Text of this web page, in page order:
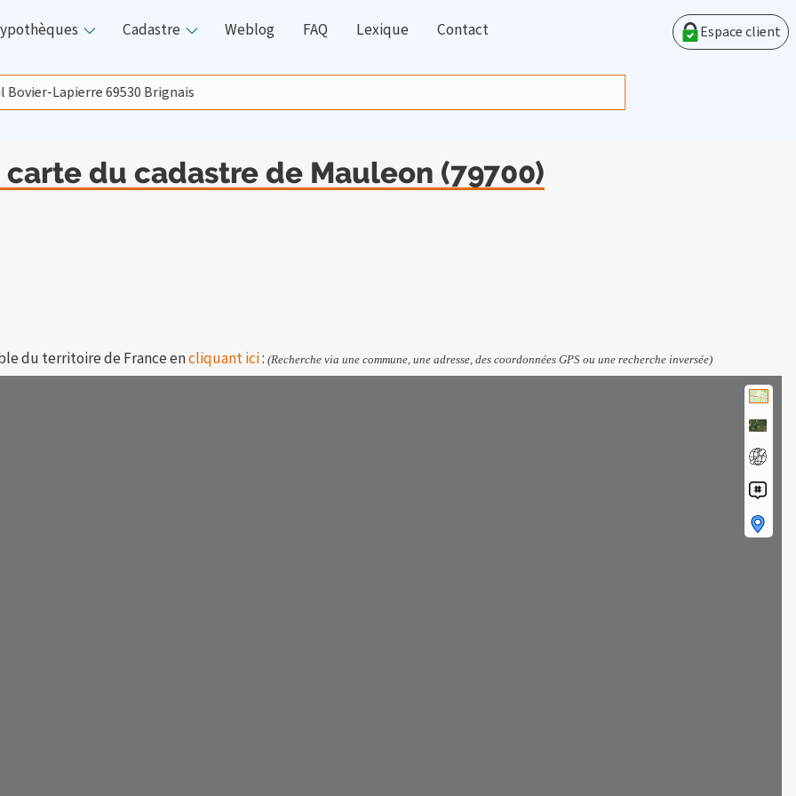
Cadastre Weblog FAQ Lexique Contact Espace client
du cadastre de Mauleon (79700)
du territoire de France encliquant ici: (Recherche via une commune, une adresse, des coordonnées GPS ou une recherche inversée)